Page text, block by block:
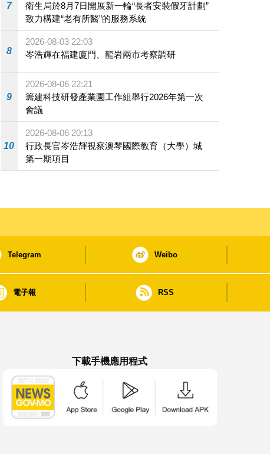
7
衛生局於8月7日開展新一輪“長者安裝假牙計劃”
致力構建“老有所醫”的服務系統
8
2026-08-03 22:03
岑浩輝在福建廈門、龍岩兩市考察調研
9
2026-08-06 22:21
籌建科技研發產業園工作組舉行2026年第一次
會議
10
2026-08-06 20:13
行政長官岑浩輝視察澳琴國際教育（大學）城
第一期項目
Telegram Weibo
電子報 RSS
下載手機應用程式